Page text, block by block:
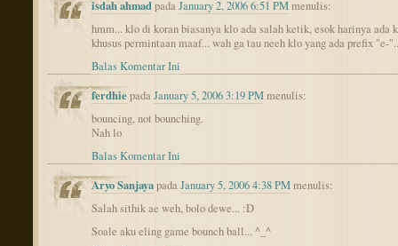
isdah ahmadpadaJanuary 2, 2006 6:51 PMmenulis:
hmm... klo di koran biasanya klo ada salah ketik, esok harinya ada
khusus permintaan maaf... wah ga tau neeh klo yang ada prefix "e-
Balas Komentar Ini
ferdhiepadaJanuary 5, 2006 3:19 PMmenulis:
bouncing, not bounching.
Nah lo
Balas Komentar Ini
Aryo SanjayapadaJanuary 5, 2006 4:38 PMmenulis:
Salah sithik ae weh, bolo dewe... :D
Soale aku eling game bounch ball... ^_^